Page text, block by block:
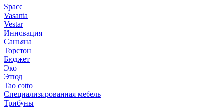
Space
Vasanta
Vestar
Инновация
Саньяна
Торстон
Бюджет
Эко
Этюд
Tao cotto
Специализированная мебель
Трибуны